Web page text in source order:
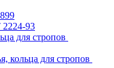
93
для стропов
кольца для стропов